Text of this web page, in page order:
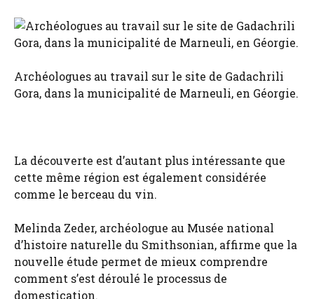
Archéologues au travail sur le site de Gadachrili
Gora, dans la municipalité de Marneuli, en Géorgie.
La découverte est d’autant plus intéressante que
cette même région est également considérée
comme le berceau du vin.
Melinda Zeder, archéologue au Musée national
d’histoire naturelle du Smithsonian, affirme que la
nouvelle étude permet de mieux comprendre
comment s’est déroulé le processus de
domestication.